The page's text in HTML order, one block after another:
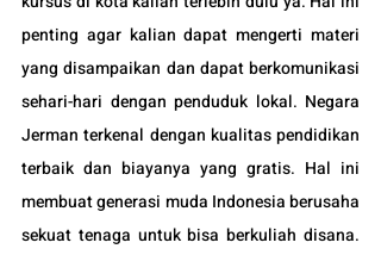
penting agar kalian dapat mengerti materi
yang disampaikan dan dapat berkomunikasi
sehari-hari dengan penduduk lokal. Negara
Jerman terkenal dengan kualitas pendidikan
terbaik dan biayanya yang gratis. Hal ini
membuat generasi muda Indonesia berusaha
sekuat tenaga untuk bisa berkuliah disana.